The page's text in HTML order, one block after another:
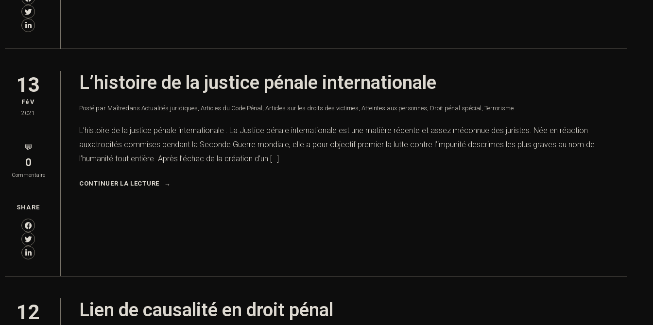
13
FéV
2021
💬
0
Commentaire
SHARE
L’histoire de la justice pénale internationale
Posté par Maîtredans Actualités juridiques, Articles du Code Pénal , Articles sur les droits des victimes, Atteintes aux personnes, Droit pénal spécial , Terrorisme
L’histoire de la justice pénale internationale : La Justice pénale internationale est une matière récente et assez méconnue des juristes. Née en réaction
auxatrocités commises pendant la Seconde Guerre mondiale, elle a pour objectif premier la lutte contre l’impunité descrimes les plus graves au nom de
l’humanité tout entière. Après l’échec de la création d’un […]
CONTINUER LA LECTURE
12 Lien de causalité en droit pénal